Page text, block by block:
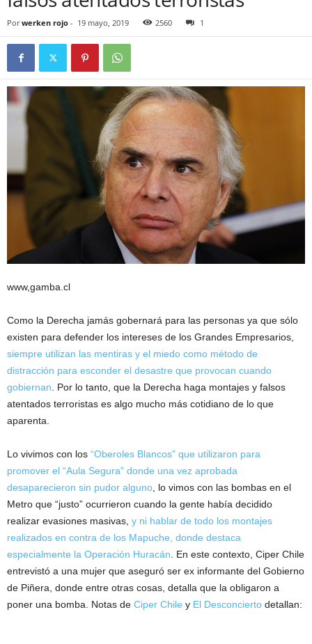
Por werken rojo - 19 mayo, 2019 2560 1
www,gamba.cl
Como la Derecha jamás gobernará para las personas ya que sólo
existen para defender los intereses de los Grandes Empresarios,
siempre utilizan las mentiras y el miedo como método de
distracción para esconder el desastre que provocan cuando
gobiernan . Por lo tanto, que la Derecha haga montajes y falsos
atentados terroristas es algo mucho más cotidiano de lo que
aparenta.
Lo vivimos con los “Oberoles Blancos” que utilizaron para
promover el “Aula Segura” donde una vez aprobada
desaparecieron sin pudor alguno , lo vimos con las bombas en el
Metro que “justo” ocurrieron cuando la gente había decidido
realizar evasiones masivas, y ni hablar de todo los montajes
realizados en contra de los Mapuche, donde destaca
especialmente la Operación Huracán . En este contexto, Ciper Chile
entrevistó a una mujer que aseguró ser ex informante del Gobierno
de Piñera, donde entre otras cosas, detalla que la obligaron a
poner una bomba. Notas de Ciper Chile y El Desconcierto detallan: